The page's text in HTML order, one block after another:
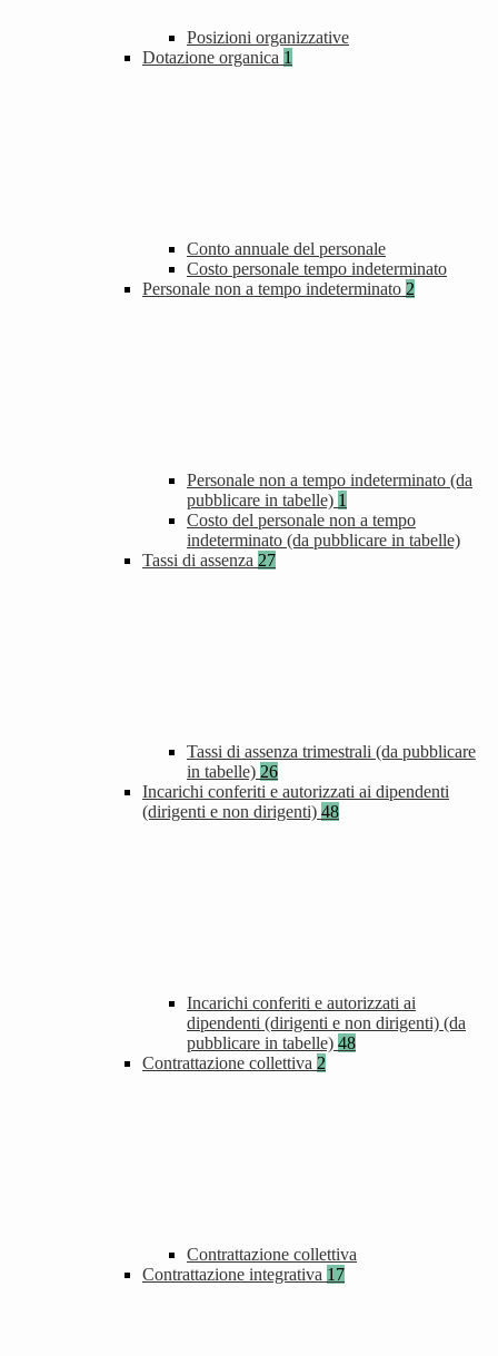
Posizioni organizzative
Dotazione organica 1
Conto annuale del personale
Costo personale tempo indeterminato
Personale non a tempo indeterminato 2
Personale non a tempo indeterminato (da
pubblicare in tabelle) 1
Costo del personale non a tempo
indeterminato (da pubblicare in tabelle)
Tassi di assenza 27
Tassi di assenza trimestrali (da pubblicare
in tabelle) 26
Incarichi conferiti e autorizzati ai dipendenti
(dirigenti e non dirigenti) 48
Incarichi conferiti e autorizzati ai
dipendenti (dirigenti e non dirigenti) (da
pubblicare in tabelle) 48
Contrattazione collettiva 2
Contrattazione collettiva
Contrattazione integrativa 17